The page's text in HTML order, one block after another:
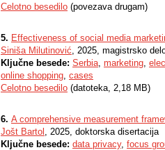
Celotno besedilo (povezava drugam)
5. Effectiveness of social media
Siniša Milutinović, 2025, magistrsko
Ključne besede: Serbia, marketing,
online shopping, cases
Celotno besedilo (datoteka, 2,18 MB)
6. A comprehensive measurement
Jošt Bartol , 2025, doktorska disertacija
Ključne besede: data privacy, focus